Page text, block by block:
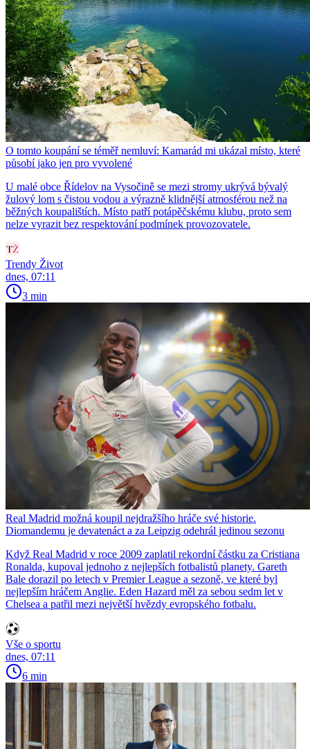
O tomto koupání se téměř nemluví: Kamarád mi ukázal místo, které
působí jako jen pro vyvolené
U malé obce Řídelov na Vysočině se mezi stromy ukrývá bývalý
žulový lom s čistou vodou a výrazně klidnější atmosférou než na
běžných koupalištích. Místo patří potápěčskému klubu, proto sem
nelze vyrazit bez respektování podmínek provozovatele.
Trendy Život
dnes, 07:11
3 min
Real Madrid možná koupil nejdražšího hráče své historie.
Diomandemu je devatenáct a za Leipzig odehrál jedinou sezonu
Když Real Madrid v roce 2009 zaplatil rekordní částku za Cristiana
Ronalda, kupoval jednoho z nejlepších fotbalistů planety. Gareth
Bale dorazil po letech v Premier League a sezoně, ve které byl
nejlepším hráčem Anglie. Eden Hazard měl za sebou sedm let v
Chelsea a patřil mezi největší hvězdy evropského fotbalu.
Vše o sportu
dnes, 07:11
6 min